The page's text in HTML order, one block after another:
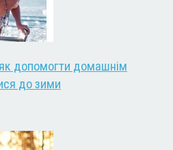
допомогти домашнім
до зими